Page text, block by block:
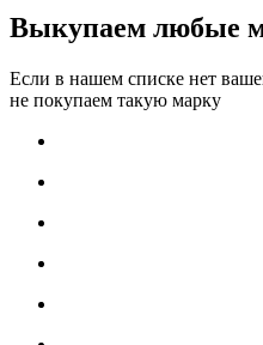
Выкупаем любые
Если в нашем списке нет
не покупаем такую марку